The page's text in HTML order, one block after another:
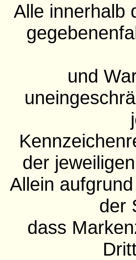
Alle innerhalb
und
der
Allein
der
dass